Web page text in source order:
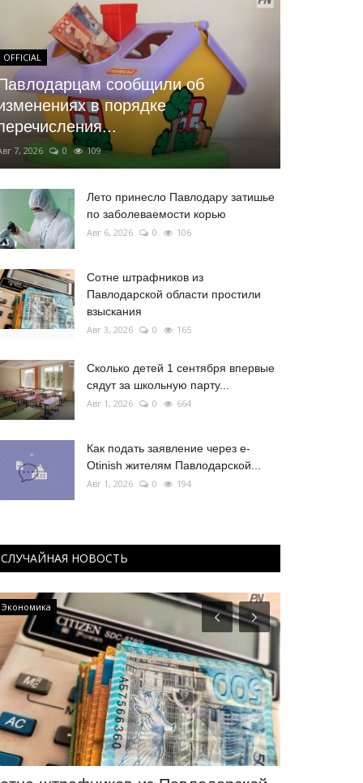
OFFICIAL
сообщили об
в порядке
7, 2026 0 109
Лето принесло Павлодару затишье
по заболеваемости корью
Авг 6, 2026 0 106
Сотне штрафников из
Павлодарской области простили
взыскания
Авг 3, 2026 0 165
Сколько детей 1 сентября впервые
сядут за школьную парту...
Авг 1, 2026 0 664
Как подать заявление через e-
Otinish жителям Павлодарской...
Авг 1, 2026 0 194
СЛУЧАЙНАЯ НОВОСТЬ
Экономика